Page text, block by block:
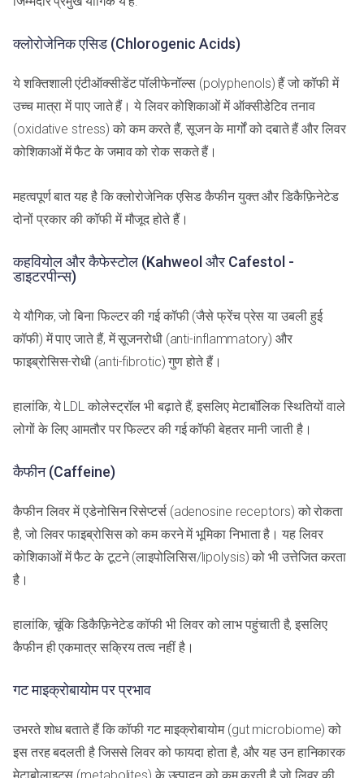
क्लोरोजेनिक एसिड (Chlorogenic Acids)
ये शक्तिशाली एंटीऑक्सीडेंट पॉलीफेनॉल्स (polyphenols) हैं जो कॉफी में
उच्च मात्रा में पाए जाते हैं। ये लिवर कोशिकाओं में ऑक्सीडेटिव तनाव
(oxidative stress) को कम करते हैं, सूजन के मार्गों को दबाते हैं और लिवर
कोशिकाओं में फैट के जमाव को रोक सकते हैं।
महत्वपूर्ण बात यह है कि क्लोरोजेनिक एसिड कैफीन युक्त और डिकैफ़िनेटेड
दोनों प्रकार की कॉफी में मौजूद होते हैं।
कहवियोल और कैफेस्टोल (Kahweol और Cafestol -
डाइटरपीन्स)
ये यौगिक, जो बिना फिल्टर की गई कॉफी (जैसे फ्रेंच प्रेस या उबली हुई
कॉफी) में पाए जाते हैं, में सूजनरोधी (anti-inflammatory) और
फाइब्रोसिस-रोधी (anti-fibrotic) गुण होते हैं।
हालांकि, ये LDL कोलेस्ट्रॉल भी बढ़ाते हैं, इसलिए मेटाबॉलिक स्थितियों वाले
लोगों के लिए आमतौर पर फिल्टर की गई कॉफी बेहतर मानी जाती है।
कैफीन (Caffeine)
कैफीन लिवर में एडेनोसिन रिसेप्टर्स (adenosine receptors) को रोकता
है, जो लिवर फाइब्रोसिस को कम करने में भूमिका निभाता है। यह लिवर
कोशिकाओं में फैट के टूटने (लाइपोलिसिस/lipolysis) को भी उत्तेजित करता
है।
हालांकि, चूंकि डिकैफ़िनेटेड कॉफी भी लिवर को लाभ पहुंचाती है, इसलिए
कैफीन ही एकमात्र सक्रिय तत्व नहीं है।
गट माइक्रोबायोम पर प्रभाव
उभरते शोध बताते हैं कि कॉफी गट माइक्रोबायोम (gut microbiome) को
इस तरह बदलती है जिससे लिवर को फायदा होता है, और यह उन हानिकारक
मेटाबोलाइट्स (metabolites) के उत्पादन को कम करती है जो लिवर की